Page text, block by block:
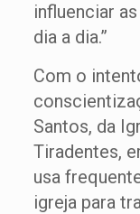
influenciar
dia a dia.”
Com o
Santos, da
Tiradentes,
usa
igreja para